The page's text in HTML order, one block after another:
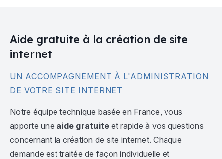
Aide gratuite à la création de site
internet
UN ACCOMPAGNEMENT À L'ADMINISTRATION
DE VOTRE SITE INTERNET
Notre équipe technique basée en France, vous
apporte une aide gratuite et rapide à vos questions
concernant la création de site internet. Chaque
demande est traitée de façon individuelle et